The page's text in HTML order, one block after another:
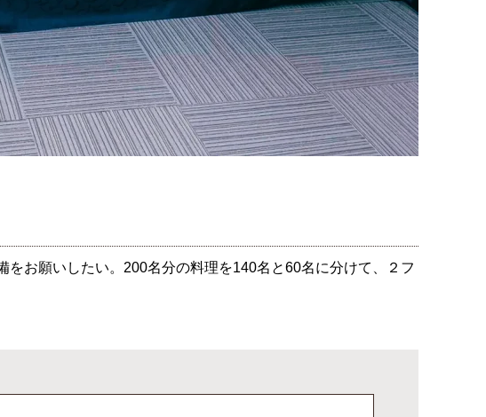
をお願いしたい。200名分の料理を140名と60名に分けて、２フ